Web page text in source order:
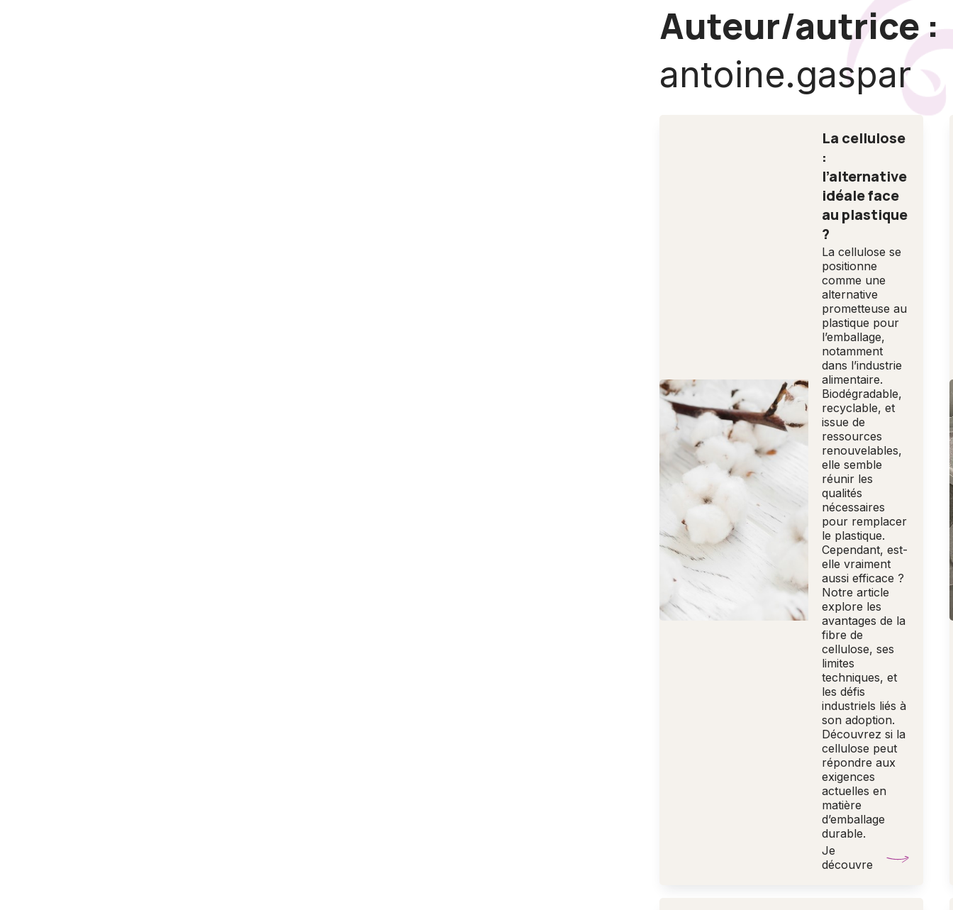
Auteur/autrice :
antoine.gaspar
La cellulose
:
l’alternative
idéale face
au plastique
?
La cellulose se
positionne
comme une
alternative
prometteuse au
plastique pour
l’emballage,
notamment
dans l’industrie
alimentaire.
Biodégradable,
recyclable, et
issue de
ressources
renouvelables,
elle semble
réunir les
qualités
nécessaires
pour remplacer
le plastique.
Cependant, est-
elle vraiment
aussi efficace ?
Notre article
explore les
avantages de la
fibre de
cellulose, ses
limites
techniques, et
les défis
industriels liés à
son adoption.
Découvrez si la
cellulose peut
répondre aux
exigences
actuelles en
matière
d’emballage
durable.
Je
découvre